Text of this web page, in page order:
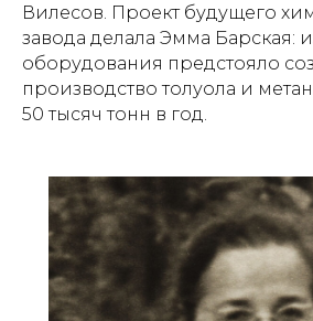
Вилесов. Проект будущего
завода делала Эмма Барская:
оборудования предстояло
производство толуола и
50 тысяч тонн в год.